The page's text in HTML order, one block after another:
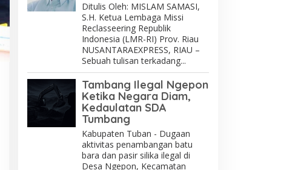
Ditulis Oleh: MISLAM SAMASI,
S.H. Ketua Lembaga Missi
Reclasseering Republik
Indonesia (LMR-RI) Prov. Riau
NUSANTARAEXPRESS, RIAU –
Sebuah tulisan terkadang...
Tambang Ilegal Ngepon
Ketika Negara Diam,
Kedaulatan SDA
Tumbang
Kabupaten Tuban - Dugaan
aktivitas penambangan batu
bara dan pasir silika ilegal di
Desa Ngepon, Kecamatan